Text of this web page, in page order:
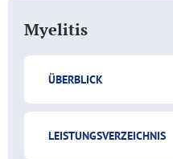
Myelitis
ÜBERBLICK
LEISTUNGSVERZEICHNIS